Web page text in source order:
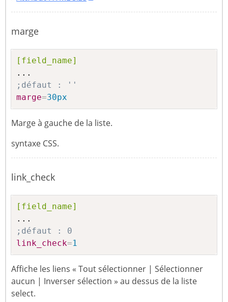
marge
[field_name]
;défaut : ''
marge=30px
Marge à gauche de la liste.
syntaxe CSS.
link_check
[field_name]
;défaut : 0
link_check=1
Affiche les liens « Tout sélectionner | Sélectionner
aucun | Inverser sélection » au dessus de la liste
select.